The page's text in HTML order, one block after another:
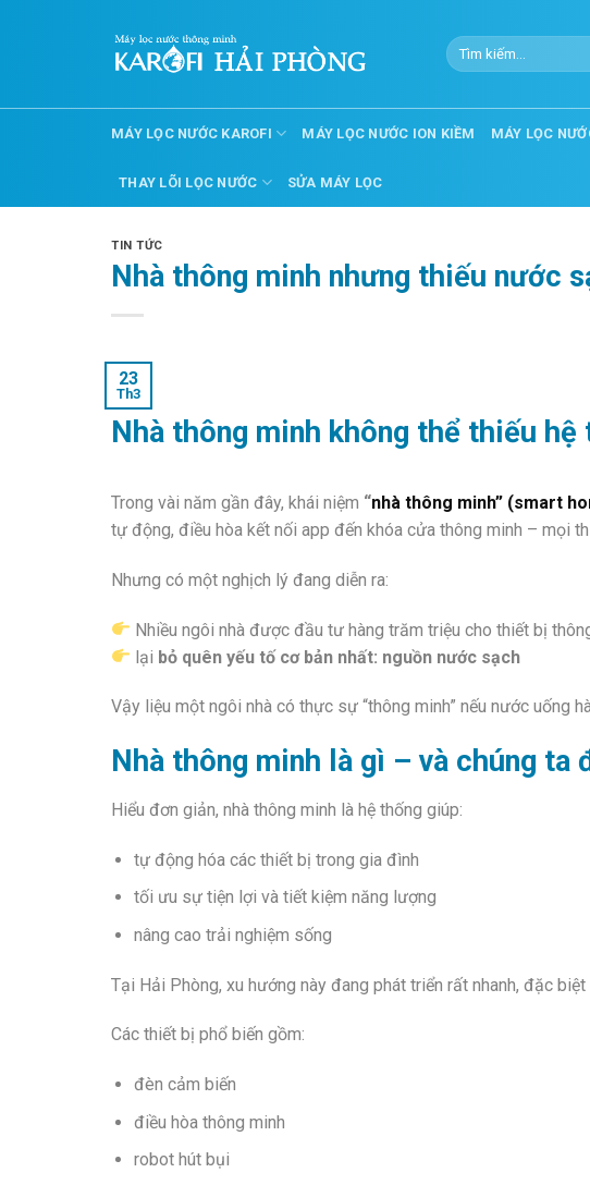
Tìm
kiếm:
MÁY LỌC NƯỚC KAROFI MÁY LỌC NƯỚC ION KIỀM MÁY LỌC
THAY LÕI LỌC NƯỚC SỬA MÁY LỌC
TIN TỨC
Nhà thông minh nhưng thiếu nước
23
Th3
Nhà thông minh không thể thiếu hệ
Trong vài năm gần đây, khái niệm “nhà thông minh” (smart
tự động, điều hòa kết nối app đến khóa cửa thông minh – mọi
Nhưng có một nghịch lý đang diễn ra:
Nhiều ngôi nhà được đầu tư hàng trăm triệu cho thiết bị thông
lại bỏ quên yếu tố cơ bản nhất: nguồn nước sạch
Vậy liệu một ngôi nhà có thực sự “thông minh” nếu nước uống
Nhà thông minh là gì – và chúng ta
Hiểu đơn giản, nhà thông minh là hệ thống giúp:
tự động hóa các thiết bị trong gia đình
tối ưu sự tiện lợi và tiết kiệm năng lượng
nâng cao trải nghiệm sống
Tại Hải Phòng, xu hướng này đang phát triển rất nhanh, đặc
Các thiết bị phổ biến gồm:
đèn cảm biến
điều hòa thông minh
robot hút bụi